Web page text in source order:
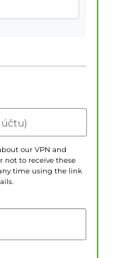
our VPN and
not to receive these
time using the link